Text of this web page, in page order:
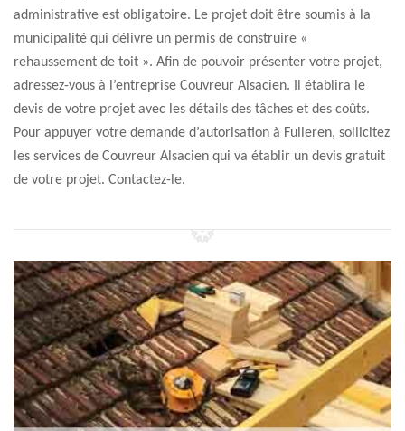
administrative est obligatoire. Le projet doit être soumis à la
municipalité qui délivre un permis de construire «
rehaussement de toit ». Afin de pouvoir présenter votre projet,
adressez-vous à l’entreprise Couvreur Alsacien. Il établira le
devis de votre projet avec les détails des tâches et des coûts.
Pour appuyer votre demande d’autorisation à Fulleren, sollicitez
les services de Couvreur Alsacien qui va établir un devis gratuit
de votre projet. Contactez-le.